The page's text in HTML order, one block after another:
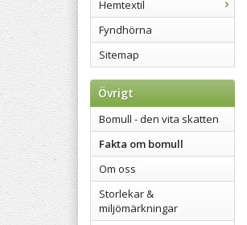
Hemtextil
Fyndhörna
Sitemap
Övrigt
Bomull - den vita skatten
Fakta om bomull
Om oss
Storlekar &
miljömärkningar